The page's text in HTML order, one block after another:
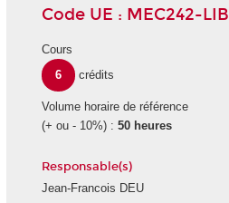
Code UE : MEC242-LIB
Cours
6
crédits
Volume horaire de référence
(+ ou - 10%) : 50 heures
Responsable(s)
Jean-Francois DEU